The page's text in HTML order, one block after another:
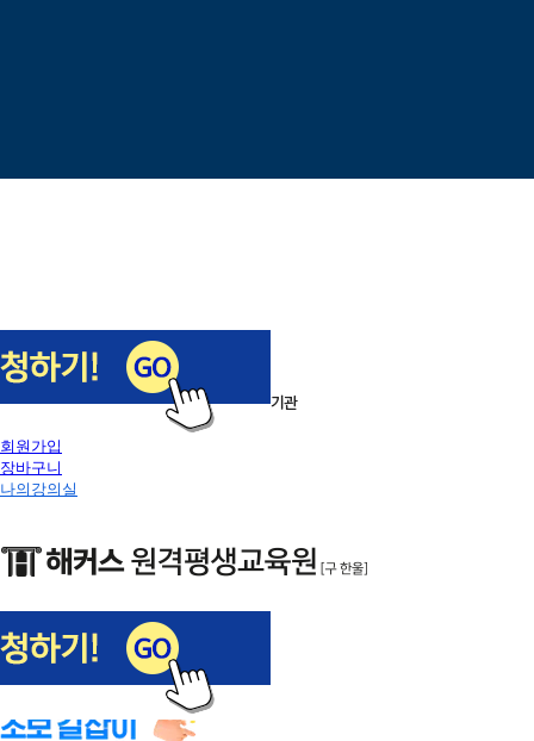
이전
다음
1/5
회원가입
장바구니
나의강의실
해커스편입
사회복지사1급